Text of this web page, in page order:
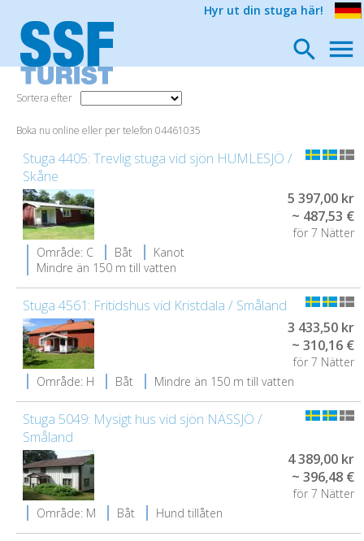
Hyr ut din stuga här!
Sortera efter
Boka nu online eller per telefon 04461035
Stuga 4405: Trevlig stuga vid sjön HUMLESJÖ /
Skåne
5 397,00 kr
~ 487,53 €
för 7 Nätter
Område: C
Båt
Kanot
Mindre än 150 m till vatten
Stuga 4561: Fritidshus vid Kristdala / Småland
3 433,50 kr
~ 310,16 €
för 7 Nätter
Område: H
Båt Mindre än 150 m till vatten
Stuga 5049: Mysigt hus vid sjön NÄSSJÖ /
Småland
4 389,00 kr
~ 396,48 €
för 7 Nätter
Område: M
Båt Hund tillåten